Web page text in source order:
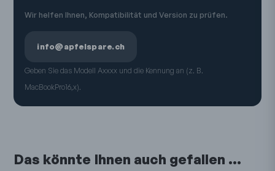
Wir helfen Ihnen, Kompatibilität und Version zu prüfen.
info@apfelspare.ch
Geben Sie das Modell Axxxx und die Kennung an (z. B.
MacBookPro16,x).
Das könnte Ihnen auch gefallen …